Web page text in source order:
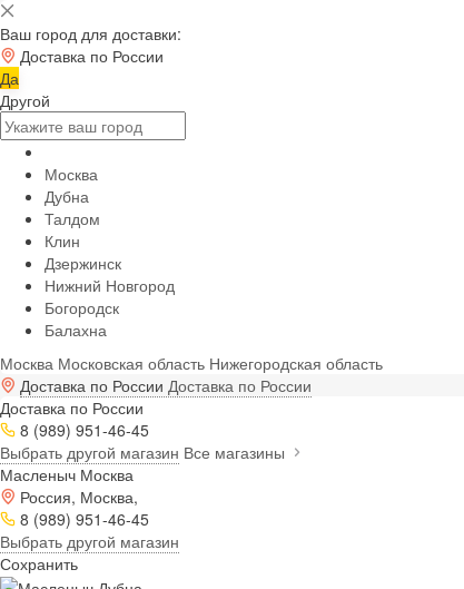
Ваш город для доставки:
Доставка по России
Да
Другой
Москва
Дубна
Талдом
Клин
Дзержинск
Нижний Новгород
Богородск
Балахна
Москва Московская область Нижегородская область
Доставка по России Доставка по России
Доставка по России
8 (989) 951-46-45
Выбрать другой магазин Все магазины
Масленыч Москва
Россия, Москва,
8 (989) 951-46-45
Выбрать другой магазин
Сохранить